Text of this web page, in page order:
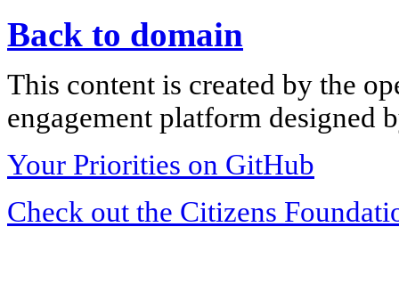
Back to domain
This content is created by the
engagement platform designed
Your Priorities on GitHub
Check out the Citizens